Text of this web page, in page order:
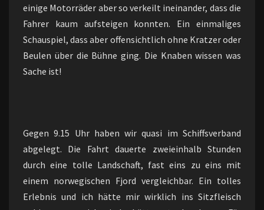
einige Motorräder aber so verkeilt ineinander, dass die
Fahrer kaum aufsteigen konnten. Ein einmaliges
Schauspiel, dass aber offensichtlich ohne Kratzer oder
Beulen über die Bühne ging. Die Knaben wissen was
Sache ist!
Gegen 9.15 Uhr haben wir quasi im Schiffsverband
abgelegt. Die Fahrt dauerte zweieinhalb Stunden
durch eine tolle Landschaft, fast eins zu eins mit
einem norwegischen Fjord vergleichbar. Ein tolles
Erlebnis und ich hätte mir wirklich ins Sitzfleisch